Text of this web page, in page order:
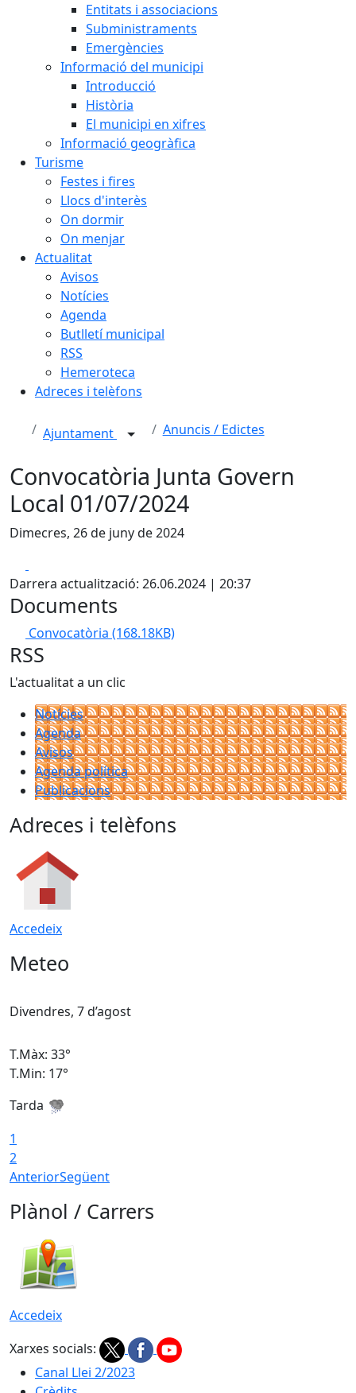
Entitats i associacions
Subministraments
Emergències
Informació del municipi
Introducció
Història
El municipi en xifres
Informació geogràfica
Turisme
Festes i fires
Llocs d'interès
On dormir
On menjar
Actualitat
Avisos
Notícies
Agenda
Butlletí municipal
RSS
Hemeroteca
Adreces i telèfons
Ajuntament Anuncis / Edictes
Convocatòria Junta Govern
Local 01/07/2024
Dimecres, 26 de juny de 2024
Darrera actualització: 26.06.2024 | 20:37
Documents
Convocatòria (168.18KB)
RSS
L'actualitat a un clic
Notícies
Agenda
Avisos
Agenda política
Publicacions
Adreces i telèfons
Accedeix
Meteo
Divendres, 7 d’agost
T.Màx: 33°
T.Min: 17°
Tarda
1
2
AnteriorSegüent
Plànol / Carrers
Accedeix
Xarxes socials:
Canal Llei 2/2023